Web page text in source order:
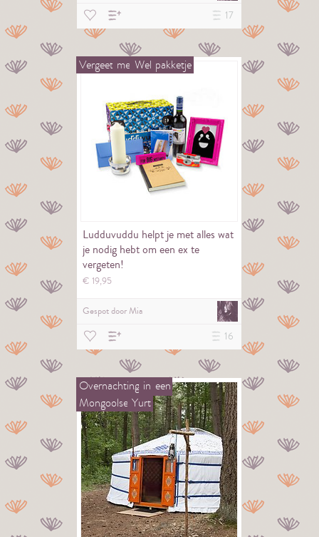
17
Vergeet me Wel pakketje
Ludduvuddu helpt je met alles wat
je nodig hebt om een ex te
vergeten!
€ 19,95
Gespot doorMia
16
Overnachting in een
Mongoolse Yurt